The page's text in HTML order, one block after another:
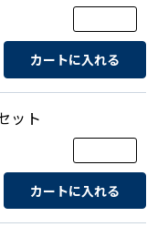
カートに入れる
ット
カートに入れる